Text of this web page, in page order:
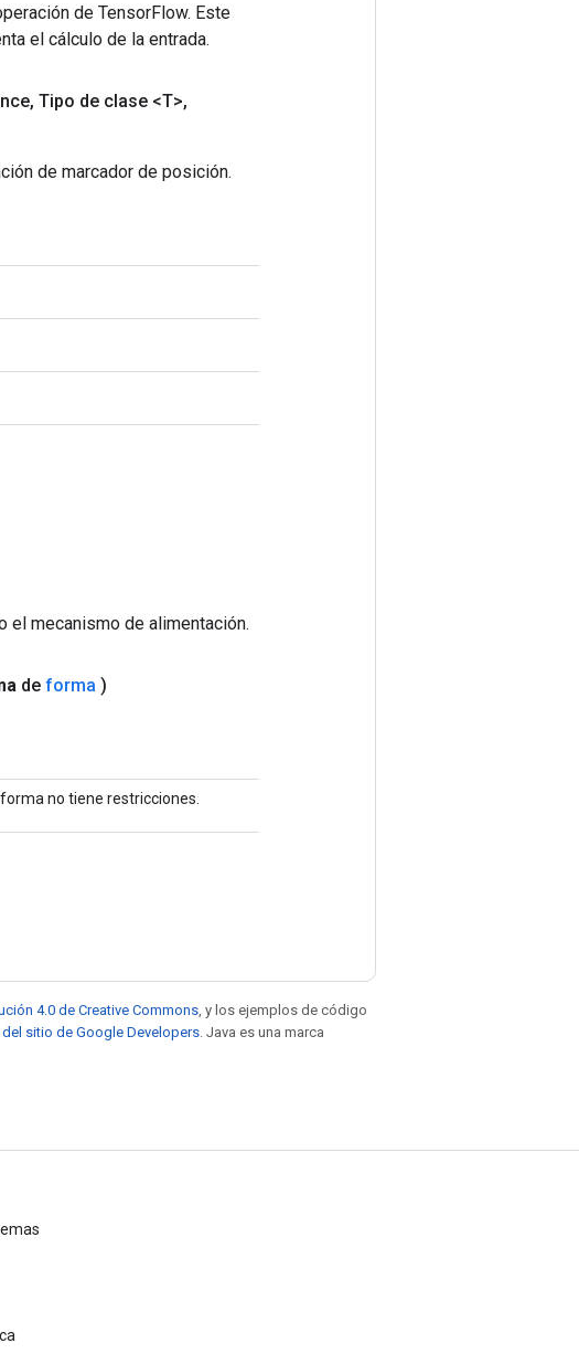
de TensorFlow. Este
el cálculo de la entrada.
, Tipo de clase <T>,
de marcador de posición.
el mecanismo de alimentación.
de forma )
no tiene restricciones.
4.0 de Creative Commons , y los ejemplos de código
sitio de Google Developers . Java es una marca